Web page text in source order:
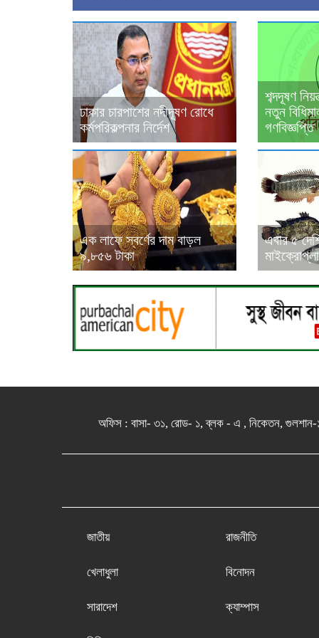
ঢাকার চারপাশের নদীদূষণ রোধে
কর্মপরিকল্পনার নির্দেশ
শব্দদূষণ
নতুন
গণবিজ্ঞপ্তি
এক লাফে স্বর্ণের দাম বাড়ল
৯,৮৫৬ টাকা
এবার ৫
অফিস : বাসা- ৩১, রোড- ১, ব্লক - এ , নিকেতন,
জাতীয় রাজনীতি
খেলাধুলা বিনোদন
সারাদেশ ক্যাম্পাস